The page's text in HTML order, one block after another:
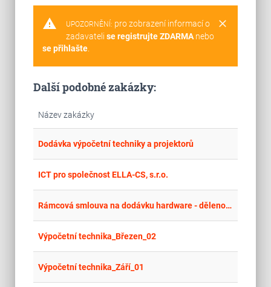
warning clear
UPOZORNĚNÍ: pro zobrazení informací o
zadavateli se registrujte ZDARMAnebo
se přihlašte.
Další podobné zakázky:
Název zakázky
Dodávka výpočetní techniky a projektorů
ICT pro společnost ELLA-CS, s.r.o.
Rámcová smlouva na dodávku hardware - děleno na části 1 - 3
Výpočetní technika_Březen_02
Výpočetní technika_Září_01